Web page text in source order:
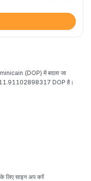
(DOP) में बदला जा
DOP है।
लिए साइन अप करें